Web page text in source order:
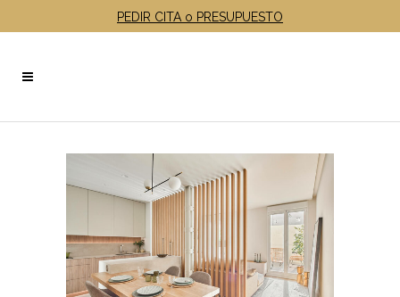
PEDIR CITA o PRESUPUESTO